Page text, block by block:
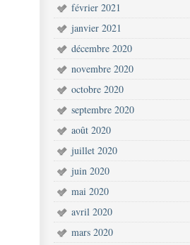
février 2021
janvier 2021
décembre 2020
novembre 2020
octobre 2020
septembre 2020
août 2020
juillet 2020
juin 2020
mai 2020
avril 2020
mars 2020